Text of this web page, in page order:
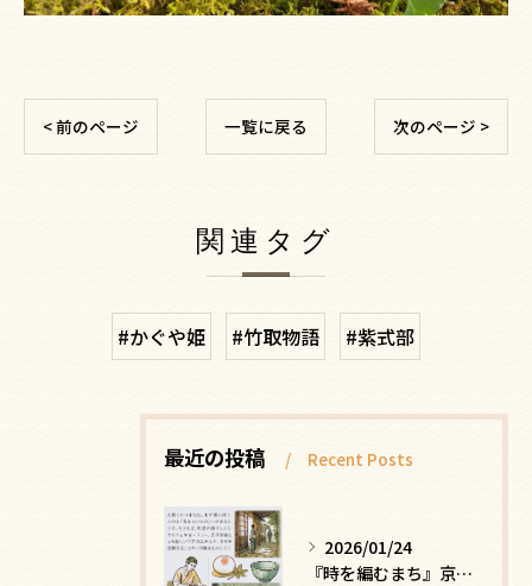
< 前のページ 一覧に戻る 次のページ >
関連タグ
#かぐや姫 #竹取物語 #紫式部
最近の投稿 Recent Posts
2026/01/24
『時を編むまち』京都ー日常にひそむ、静かな贅沢